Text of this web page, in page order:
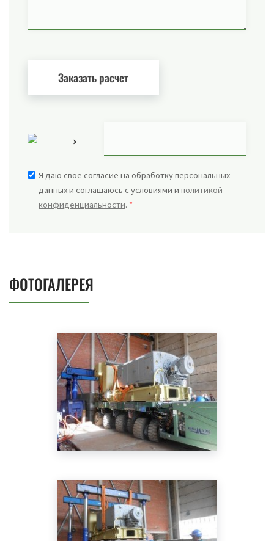
→
Я даю свое согласие на обработку персональных
данных и соглашаюсь с условиями и политикой
конфиденциальности. *
ФОТОГАЛЕРЕЯ